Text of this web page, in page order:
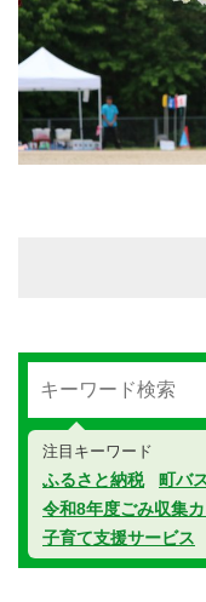
注目キーワード
ふるさと納税 町バ
令和8年度ごみ収集
子育て支援サービス